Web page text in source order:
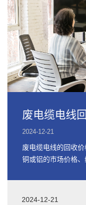
废电缆电线
2024-12-21
废电缆电线的回收
铜或铝的市场价格、
2024-12-21